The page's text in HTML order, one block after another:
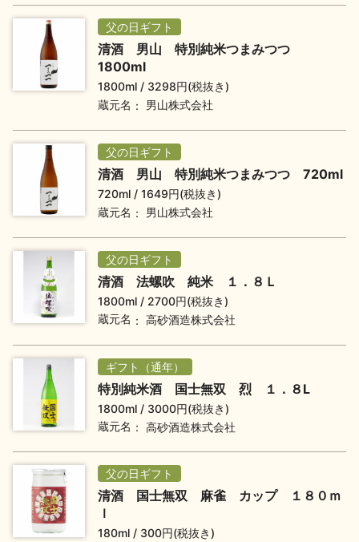
地酒用語集 地酒解体新書
お楽しみコンテンツ
歳時記
地酒川柳 地酒小説
日本酒の楽しみ方特集
父の日ギフト
清酒 男山 特別純米つまみつつ
1800ml
1800ml
3298円(税抜き)
蔵元名
男山株式会社
父の日ギフト
清酒 男山 特別純米つまみつつ 720ml
720ml
1649円(税抜き)
蔵元名
男山株式会社
父の日ギフト
清酒 法螺吹 純米 １．８Ｌ
1800ml
2700円(税抜き)
蔵元名
高砂酒造株式会社
ギフト（通年）
特別純米酒 国士無双 烈 １．８L
1800ml
3000円(税抜き)
蔵元名
高砂酒造株式会社
父の日ギフト
清酒 国士無双 麻雀 カップ １８０ｍ
ｌ
180ml
300円(税抜き)